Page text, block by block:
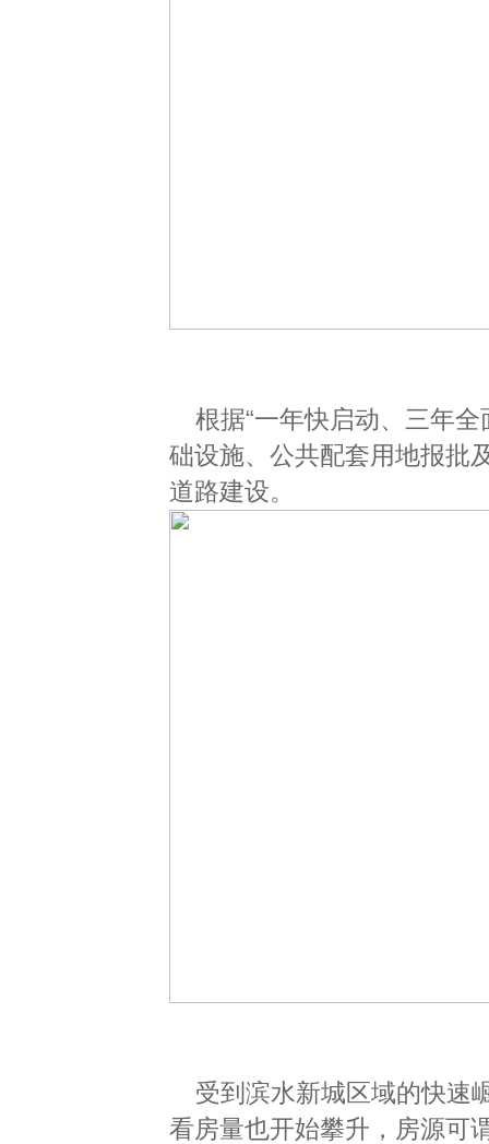
根据“一年快启动、三年
础设施、公共配套用地报批
道路建设。
受到滨水新城区域的快速
看房量也开始攀升，房源可